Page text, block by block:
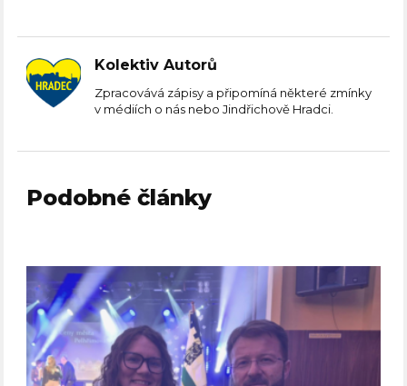
Kolektiv Autorů
Zpracovává zápisy a připomíná některé zmínky
v médiích o nás nebo Jindřichově Hradci.
Podobné články